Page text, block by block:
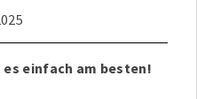
einfach am besten!